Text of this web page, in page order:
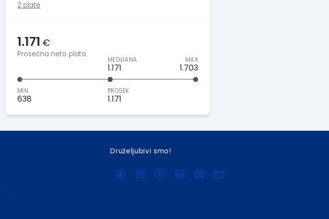
2 plate
1.171 €
Prosečna neto plata
MIN
638
MEDIJANA
1.171
PROSEK
1.171
MAX
1.703
Druželjubivi smo!